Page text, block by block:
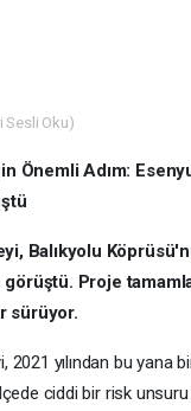
Sesli Oku)
Önemli Adım:
Balıkyolu
Proje
sürüyor.
2021 yılından bu yana
ciddi bir risk unsuru